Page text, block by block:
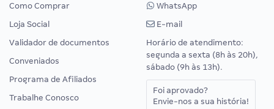
Como Comprar
Loja Social
Validador de documentos
Conveniados
Programa de Afiliados
Trabalhe Conosco
WhatsApp
E-mail
Horário de atendimento:
segunda a sexta (8h às 20h),
sábado (9h às 13h).
Foi aprovado?
Envie-nos a sua história!